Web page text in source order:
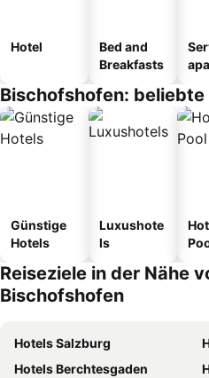
Hotel
Bed and
Breakfasts
Bischofshofen:
Günstige
Hotels
Luxushote
ls
Reiseziele in der Nähe
Bischofshofen
Hotels Salzburg
Hotels Berchtesgaden